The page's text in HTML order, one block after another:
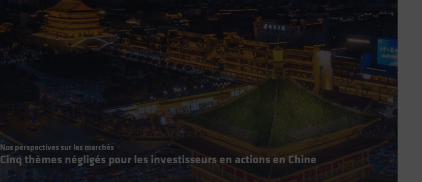
Nos perspectives sur les marchés
Cinq thèmes négligés pour les investisseurs en actions en Chine